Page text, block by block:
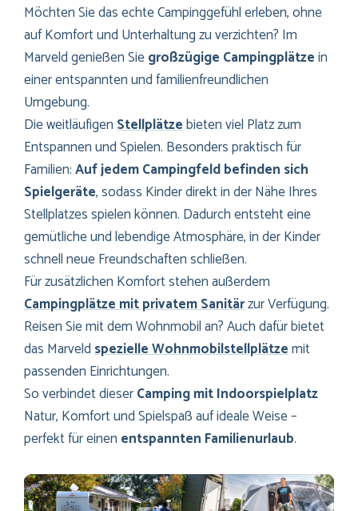
Möchten Sie das echte Campinggefühl erleben, ohne
auf Komfort und Unterhaltung zu verzichten? Im
Marveld genießen Siegroßzügige Campingplätzein
einer entspannten und familienfreundlichen
Umgebung.
Die weitläufigenStellplätzebieten viel Platz zum
Entspannen und Spielen. Besonders praktisch für
Familien:Auf jedem Campingfeld befinden sich
Spielgeräte, sodass Kinder direkt in der Nähe Ihres
Stellplatzes spielen können. Dadurch entsteht eine
gemütliche und lebendige Atmosphäre, in der Kinder
schnell neue Freundschaften schließen.
Für zusätzlichen Komfort stehen außerdem
Campingplätze mit privatem Sanitärzur Verfügung.
Reisen Sie mit dem Wohnmobil an? Auch dafür bietet
das Marveldspezielle Wohnmobilstellplätzemit
passenden Einrichtungen.
So verbindet dieserCamping mit Indoorspielplatz
Natur, Komfort und Spielspaß auf ideale Weise –
perfekt für einen entspannten Familienurlaub.